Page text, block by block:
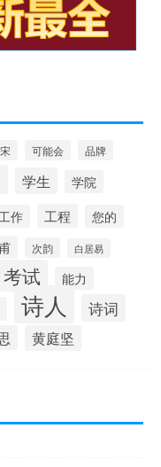
可能会 品牌
学生 学院
作 工程 您的
次韵 白居易
考试 能力
诗人 诗词
黄庭坚